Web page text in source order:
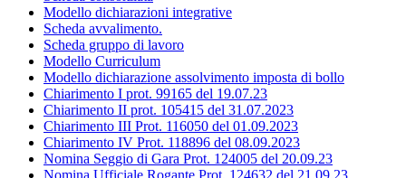
Modello dichiarazioni integrative
Scheda avvalimento.
Scheda gruppo di lavoro
Modello Curriculum
Modello dichiarazione assolvimento imposta di bollo
Chiarimento I prot. 99165 del 19.07.23
Chiarimento II prot. 105415 del 31.07.2023
Chiarimento III Prot. 116050 del 01.09.2023
Chiarimento IV Prot. 118896 del 08.09.2023
Nomina Seggio di Gara Prot. 124005 del 20.09.23
Nomina Ufficiale Rogante Prot. 124632 del 21.09.23